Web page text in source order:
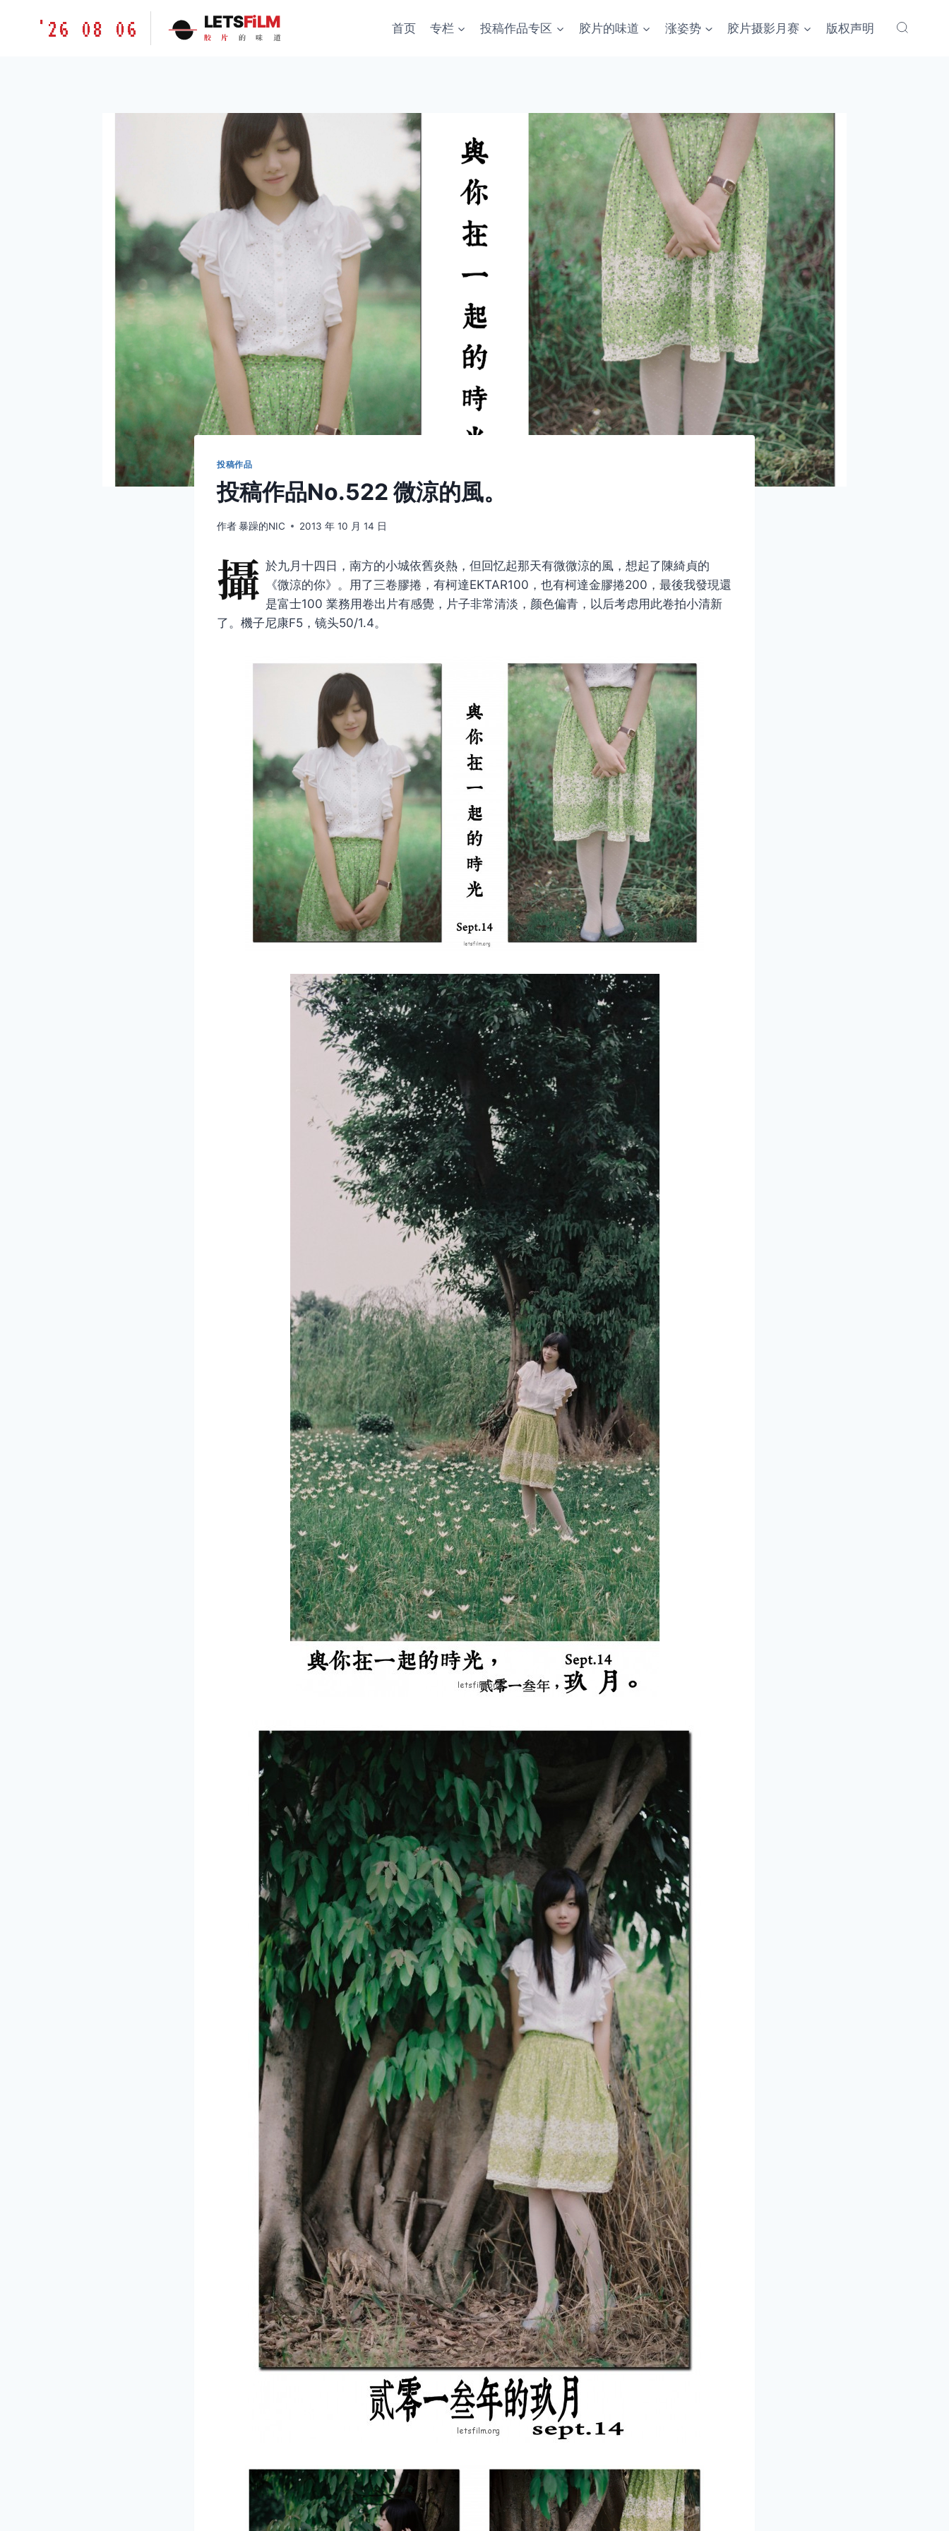
胶'26 08 06 LETSFiLM
胶 片 的 味 道
首页 专栏 投稿作品专区 胶片的味道 涨姿势 胶片摄影月赛 版权声明
投稿作品
投稿作品No.522 微涼的風。
作者暴躁的NIC 2013 年 10 月 14 日
攝 於九月十四日，南方的小城依舊炎熱，但回忆起那天有微微涼的風，想起了陳綺貞的
《微涼的你》。用了三卷膠捲，有柯達EKTAR100，也有柯達金膠捲200，最後我發現還
是富士100 業務用卷出片有感覺，片子非常清淡，颜色偏青，以后考虑用此卷拍小清新
了。機子尼康F5，镜头50/1.4。